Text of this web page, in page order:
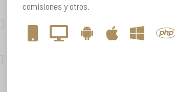
comisiones y otros.